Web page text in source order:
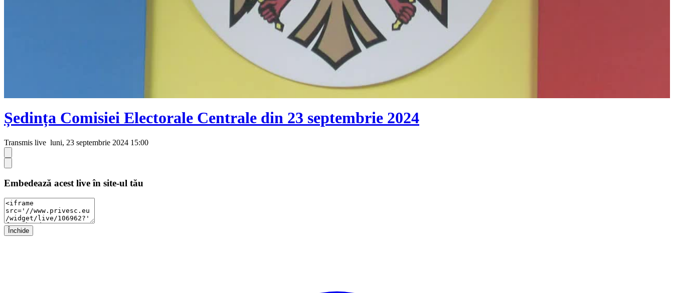
Ședința Comisiei Electorale Centrale din 23 septembrie 2024
Transmis live luni, 23 septembrie 2024 15:00
Embedează acest live în site-ul tău
Închide